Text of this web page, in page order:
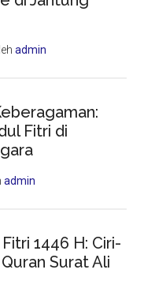
admin
Fitri di
admin
1446 H: Ciri-
Surat Ali